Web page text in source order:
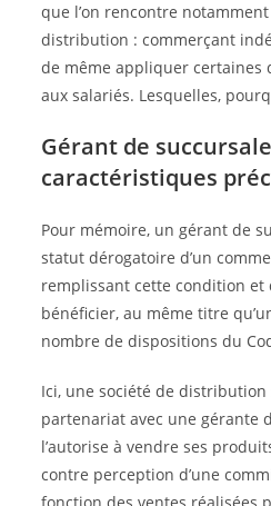
que l’on rencontre
distribution : commerçant
de même appliquer certaines
aux salariés. Lesquelles,
Gérant de
caractéristiques
Pour mémoire, un gérant de
statut dérogatoire d’un
remplissant cette condition
bénéficier, au même titre
nombre de dispositions du
Ici, une société de
partenariat avec une gérante
l’autorise à vendre ses
contre perception d’une